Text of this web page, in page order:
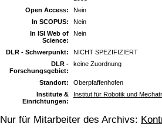
Open Access:
Nein
In SCOPUS:
Nein
In ISI Web of
Science:
Nein
DLR - Schwerpunkt:
NICHT SPEZIFIZIERT
DLR -
Forschungsgebiet:
keine Zuordnung
Standort:
Oberpfaffenhofen
Institute &
Einrichtungen:
Institut für Robotik und
Nur für Mitarbeiter des Archivs: